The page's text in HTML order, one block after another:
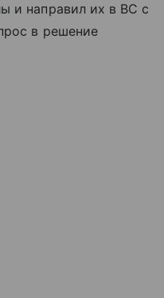
и направил их в ВС с
в решение